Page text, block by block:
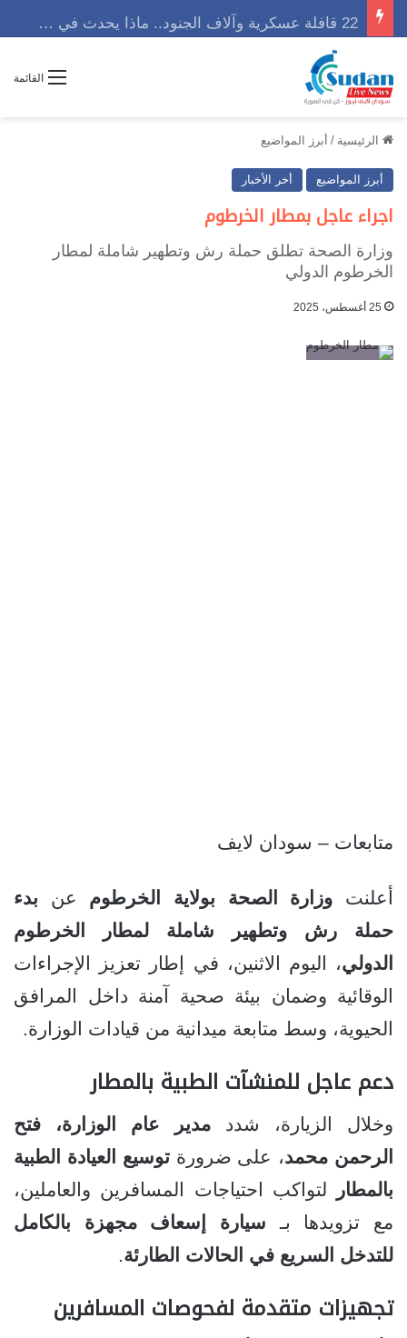
القائمة
الرئيسية / أبرز المواضيع
أبرز المواضيع أخر الأخبار
اجراء عاجل بمطار الخرطوم
وزارة الصحة تطلق حملة رش وتطهير شاملة لمطار
الخرطوم الدولي
25 أغسطس، 2025
متابعات – سودان لايف
أعلنت وزارة الصحة بولاية الخرطوم عن بدء
حملة رش وتطهير شاملة لمطار الخرطوم
الدولي، اليوم الاثنين، في إطار تعزيز الإجراءات
الوقائية وضمان بيئة صحية آمنة داخل المرافق
الحيوية، وسط متابعة ميدانية من قيادات الوزارة.
دعم عاجل للمنشآت الطبية بالمطار
وخلال الزيارة، شدد مدير عام الوزارة، فتح
الرحمن محمد، على ضرورةتوسيع العيادة الطبية
بالمطار
لتواكب احتياجات المسافرين والعاملين،
مع تزويدها بـ سيارة إسعاف مجهزة بالكامل
للتدخل السريع في الحالات الطارئة
تجهيزات متقدمة لفحوصات المسافرين